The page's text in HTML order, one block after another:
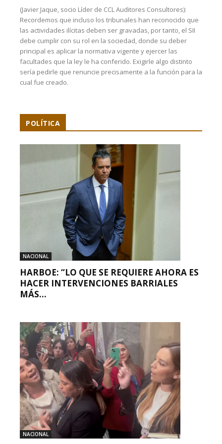
(Javier Jaque, socio Líder de CCL Auditores Consultores):
Recordemos que incluso los tribunales han reconocido que
las actividades ilícitas deben ser gravadas, por tanto, el SII
debe cumplir con su rol en la sociedad, donde su deber
principal es aplicar la normativa vigente y ejercer las
facultades que la ley le ha conferido. Exigirle algo distinto
sería pedirle que renuncie precisamente a la función para la
cual fue creado.
POLÍTICA
NACIONAL
HARBOE: “LO QUE SE REQUIERE AHORA ES
HACER INTERVENCIONES BARRIALES
MÁS...
NACIONAL